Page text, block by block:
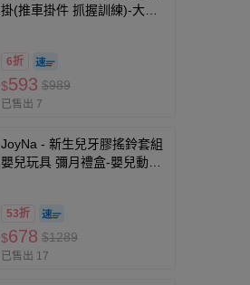
掛(推車掛件 抓握訓練)-大象
6折
$593 $989
已售出 7
JoyNa - 新生兒牙膠搖鈴套組
嬰兒玩具 彌月禮盒-嬰兒動物
53折
$678 $1289
已售出 17